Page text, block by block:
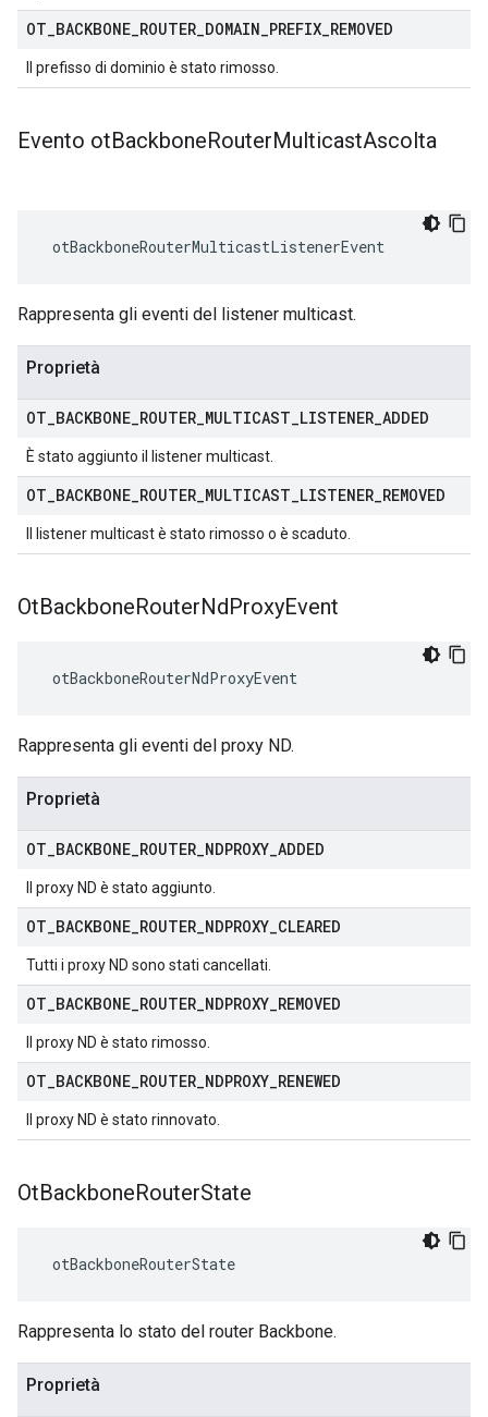
OT BACKBONE ROUTER DOMAIN PREFIX REMOVED
Il prefisso di dominio è stato rimosso.
Evento otBackboneRouterMulticastAscolta
otBackboneRouterMulticastListenerEvent
Rappresenta gli eventi del listener multicast.
Proprietà
OT BACKBONE ROUTER MULTICAST LISTENER ADDED
È stato aggiunto il listener multicast.
OT BACKBONE ROUTER MULTICAST LISTENER REMOVED
Il listener multicast è stato rimosso o è scaduto.
OtBackboneRouterNdProxyEvent
otBackboneRouterNdProxyEvent
Rappresenta gli eventi del proxy ND.
Proprietà
OT BACKBONE ROUTER NDPROXY ADDED
Il proxy ND è stato aggiunto.
OT BACKBONE ROUTER NDPROXY CLEARED
Tutti i proxy ND sono stati cancellati.
OT BACKBONE ROUTER NDPROXY REMOVED
Il proxy ND è stato rimosso.
OT BACKBONE ROUTER NDPROXY RENEWED
Il proxy ND è stato rinnovato.
OtBackboneRouterState
otBackboneRouterState
Rappresenta lo stato del router Backbone.
Proprietà